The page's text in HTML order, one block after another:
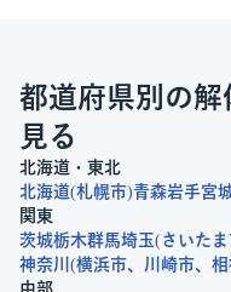
都道府県別の
見る
北海道・東北
北海道 札幌市 青森岩手宮
関東
茨城栃木群馬埼玉 さいた
神奈川
横浜市 川崎市